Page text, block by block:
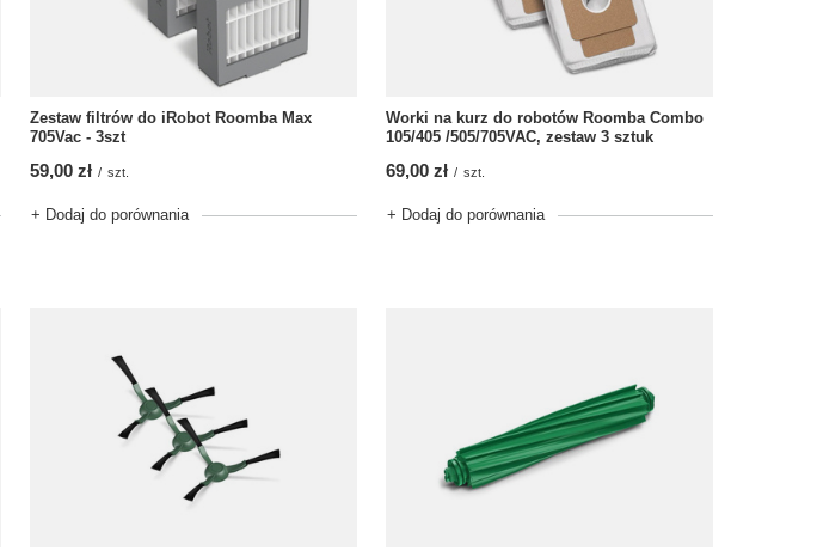
Zestaw filtrów do iRobot Roomba Max
705Vac - 3szt
59,00 zł / szt.
+ Dodaj do porównania
Worki na kurz do robotów Roomba Combo
105/405 /505/705VAC, zestaw 3 sztuk
69,00 zł / szt.
+ Dodaj do porównania